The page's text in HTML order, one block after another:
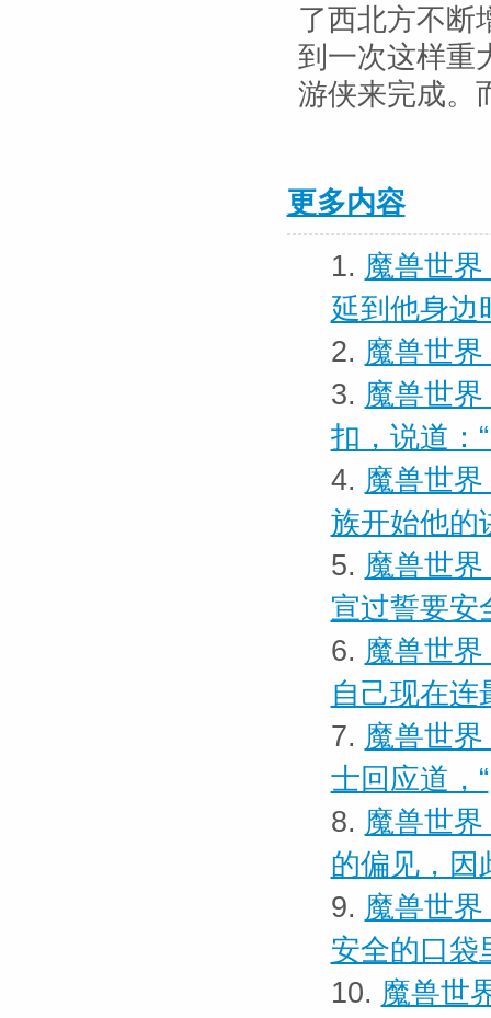
了西北方不断
到一次这样重
游侠来完成。
更多内容
1. 魔兽世
延到他身边
2. 魔兽世界
3. 魔兽世
扣，说道：
4. 魔兽世
族开始他的
5. 魔兽世
宣过誓要安
6. 魔兽世
自己现在连
7. 魔兽世
士回应道，“
8. 魔兽世
的偏见，因
9. 魔兽世
安全的口袋
10. 魔兽世